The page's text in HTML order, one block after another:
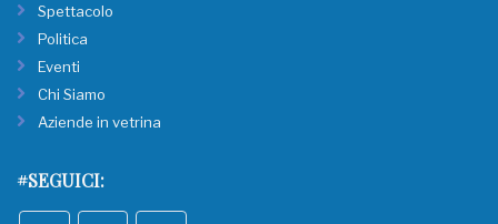
Spettacolo
Politica
Eventi
Chi Siamo
Aziende in vetrina
#SEGUICI: